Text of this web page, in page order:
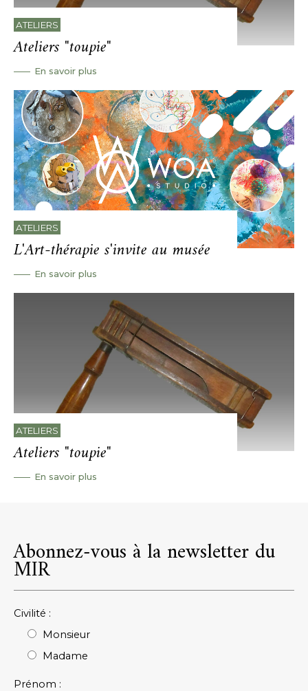
ATELIERS
Ateliers "toupie"
En savoir plus
ATELIERS
L'Art-thérapie s'invite au musée
En savoir plus
ATELIERS
Ateliers "toupie"
En savoir plus
Abonnez-vous à la newsletter du
MIR
Civilité :
Monsieur
Madame
Prénom :